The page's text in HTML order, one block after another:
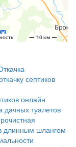
септиков
онлайн
дачных туалетов
длинным шлангом